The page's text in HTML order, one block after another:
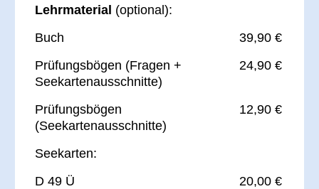
Lehrmaterial (optional):
Buch
39,90 €
Prüfungsbögen (Fragen +
Seekartenausschnitte)
24,90 €
Prüfungsbögen
(Seekartenausschnitte)
12,90 €
Seekarten:
D 49 Ü
20,00 €